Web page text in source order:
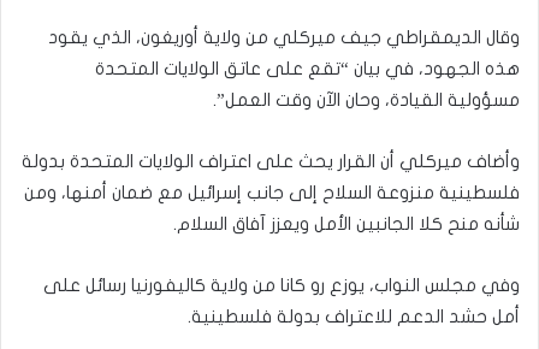
وقال الديمقراطي جيف ميركلي من ولاية أوريغون، الذي يقود
هذه الجهود، في بيان “تقع على عاتق الولايات المتحدة
مسؤولية القيادة، وحان الآن وقت العمل”.
وأضاف ميركلي أن القرار يحث على اعتراف الولايات المتحدة بدولة
فلسطينية منزوعة السلاح إلى جانب إسرائيل مع ضمان أمنها، ومن
شأنه منح كلا الجانبين الأمل ويعزز آفاق السلام.
وفي مجلس النواب، يوزع رو كانا من ولاية كاليفورنيا رسائل على
أمل حشد الدعم للاعتراف بدولة فلسطينية.